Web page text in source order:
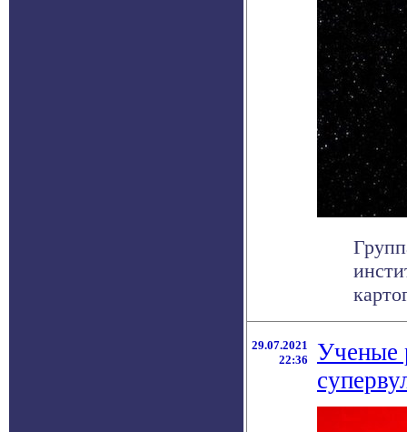
29.07.2021
22:36
Ученые